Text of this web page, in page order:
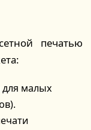
печатью
малых